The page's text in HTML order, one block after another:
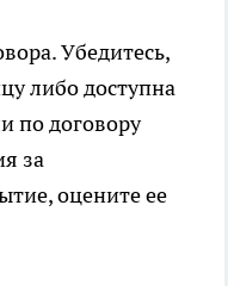
Убедитесь,
либо доступна
по договору
за
оцените ее